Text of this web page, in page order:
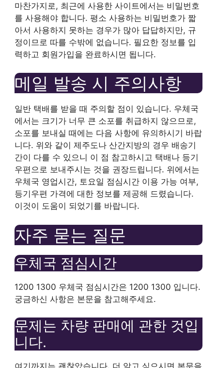
마찬가지로, 최근에 사용한 사이트에서는 비밀번호
를 사용해야 합니다. 평소 사용하는 비밀번호가 짧
아서 사용하지 못하는 경우가 많아 답답하지만, 규
정이므로 따를 수밖에 없습니다. 필요한 정보를 입
력하고 회원가입을 완료하시면 됩니다.
메일 발송 시 주의사항
일반 택배를 받을 때 주의할 점이 있습니다. 우체국
에서는 크기가 너무 큰 소포를 취급하지 않으므로,
소포를 보내실 때에는 다음 사항에 유의하시기 바랍
니다. 위와 같이 제주도나 산간지방의 경우 배송기
간이 다를 수 있으니 이 점 참고하시고 택배나 등기
우편으로 보내주시는 것을 권장드립니다. 위에서는
우체국 영업시간, 토요일 점심시간 이용 가능 여부,
등기우편 가격에 대한 정보를 제공해 드렸습니다.
이것이 도움이 되었기를 바랍니다.
자주 묻는 질문
우체국 점심시간
1200 1300 우체국 점심시간은 1200 1300 입니다.
궁금하신 사항은 본문을 참고해주세요.
문제는 차량 판매에 관한 것입
니다.
여기까지는 괜찮았습니다. 더 알고 싶으시면 본문을